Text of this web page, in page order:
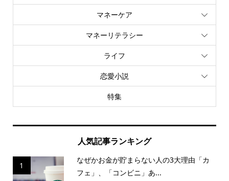
マネーケア
マネーリテラシー
ライフ
恋愛小説
特集
人気記事ランキング
1
なぜかお金が貯まらない人の3大理由「カ
フェ」、「コンビニ」あ...